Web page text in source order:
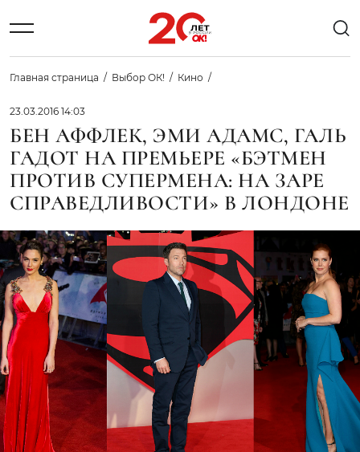
Главная страница Выбор ОК! Кино
23.03.2016 14:03
БЕН АФФЛЕК, ЭМИ АДАМС, ГАЛЬ
ГАДОТ НА ПРЕМЬЕРЕ «БЭТМЕН
ПРОТИВ СУПЕРМЕНА: НА ЗАРЕ
СПРАВЕДЛИВОСТИ» В ЛОНДОНЕ